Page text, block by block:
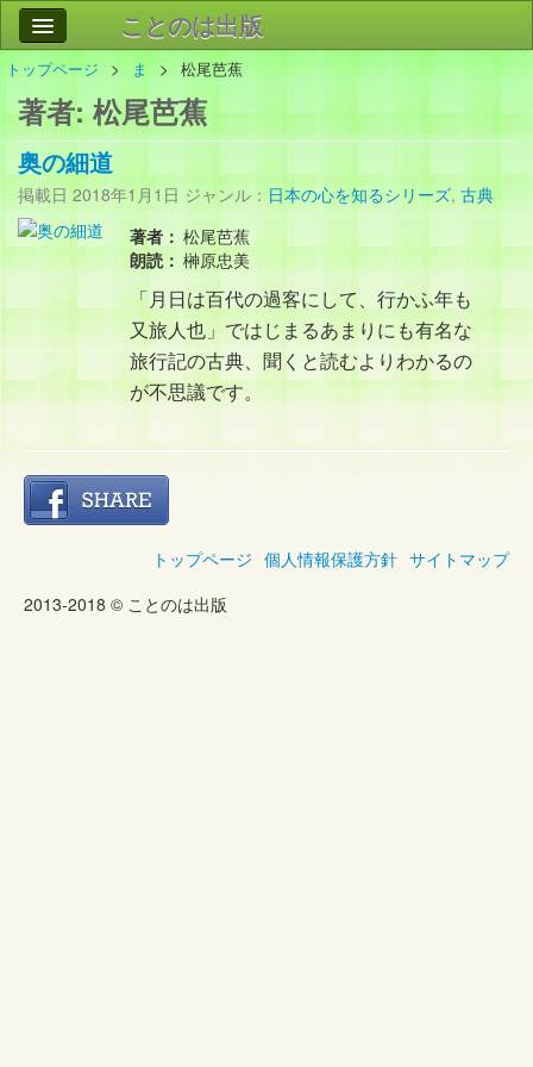
ことのは出版
作品
事業案内
会社情報
お問い合わせ
トップページ ま 松尾芭蕉
著者:松尾芭蕉
奥の細道
掲載日 2018年1月1日 ジャンル： 日本の心を知るシリーズ, 古典
著者： 松尾芭蕉
朗読： 榊原忠美
「月日は百代の過客にして、行かふ年も
又旅人也」ではじまるあまりにも有名な
旅行記の古典、聞くと読むよりわかるの
が不思議です。
トップページ 個人情報保護方針 サイトマップ
2013-2018 © ことのは出版